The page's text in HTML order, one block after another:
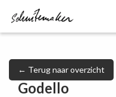
← Terug naar overzicht
Godello